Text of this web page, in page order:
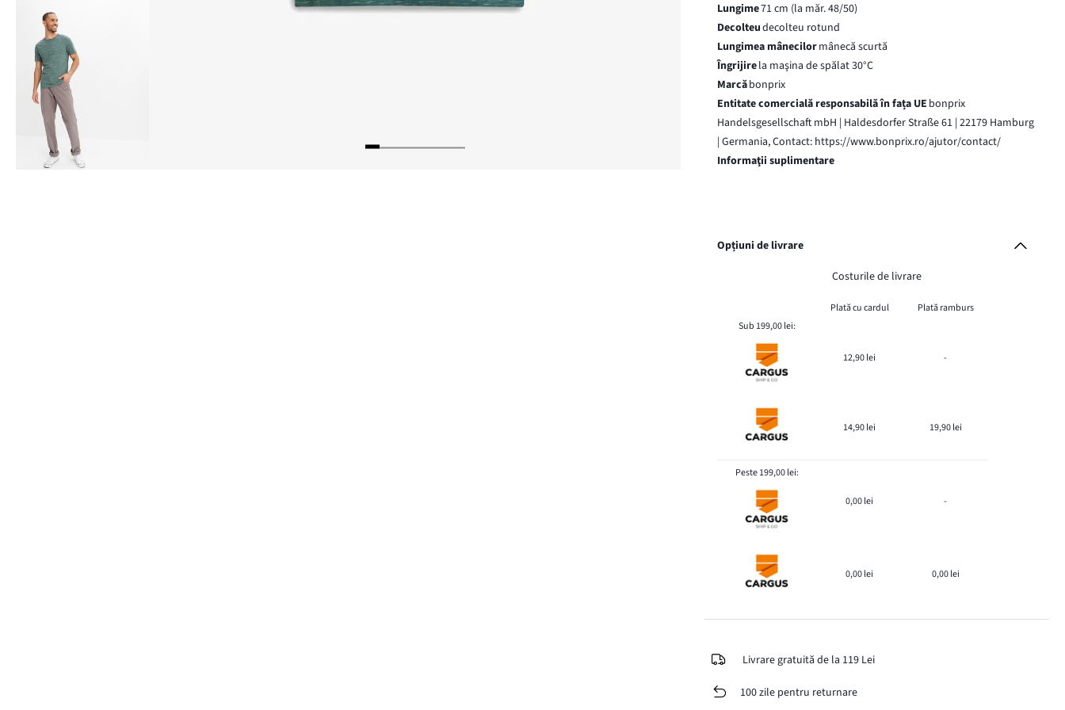
Lungime71 cm (la măr. 48/50)
Decolteudecolteu rotund
Lungimea mânecilormânecă scurtă
Îngrijirela maşina de spălat 30°C
Marcăbonprix
Entitate comercială responsabilă în fața UE bonprix
Handelsgesellschaft mbH | Haldesdorfer Straße 61 | 22179 Hamburg
| Germania, Contact: https://www.bonprix.ro/ajutor/contact/
Informaţii suplimentare
Opțiuni de livrare
Costurile de livrare
Plată cu cardul
Plată ramburs
Sub 199,00 lei:
12,90 lei -
14,90 lei 19,90 lei
Peste 199,00 lei:
0,00 lei -
0,00 lei 0,00 lei
Livrare gratuită de la 119 Lei
100 zile pentru returnare